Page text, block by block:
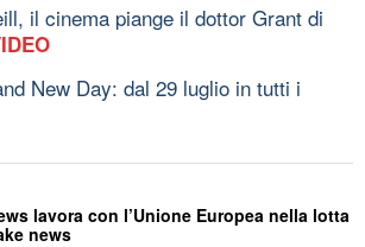
il cinema piange il dottor Grant di
New Day: dal 29 luglio in tutti i
lavora con l’Unione Europea nella lotta
news